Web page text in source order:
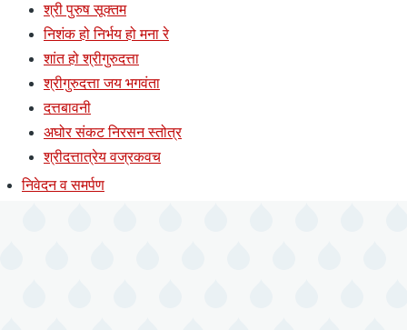
श्री पुरुष सूक्तम
निशंक हो निर्भय हो मना रे
शांत हो श्रीगुरुदत्ता
श्रीगुरुदत्ता जय भगवंता
दत्तबावनी
अघोर संकट निरसन स्तोत्र
श्रीदत्तात्रेय वज्रकवच
निवेदन व समर्पण